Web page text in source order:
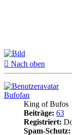
Nach oben
Bufofan
King of Bufos
Beiträge: 63
Registriert:
Spam-Schutz: